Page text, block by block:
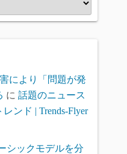
により「問題が発
に 話題のニュース
ンド | Trends-Flyer
シックモデルを分